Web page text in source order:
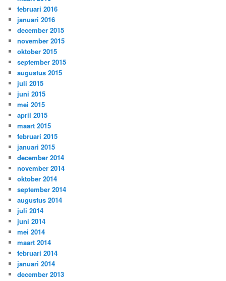
februari 2016
januari 2016
december 2015
november 2015
oktober 2015
september 2015
augustus 2015
juli 2015
juni 2015
mei 2015
april 2015
maart 2015
februari 2015
januari 2015
december 2014
november 2014
oktober 2014
september 2014
augustus 2014
juli 2014
juni 2014
mei 2014
maart 2014
februari 2014
januari 2014
december 2013